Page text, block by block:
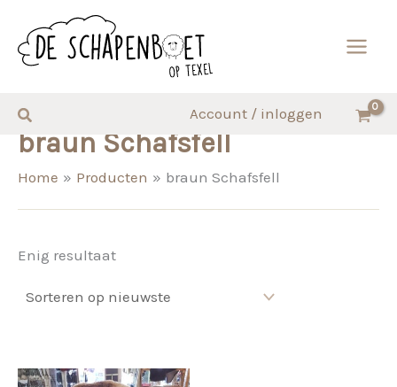
naar
Zoeken Account / inloggen
braun Schafsfell
Home Producten braun Schafsfell
Enig resultaat